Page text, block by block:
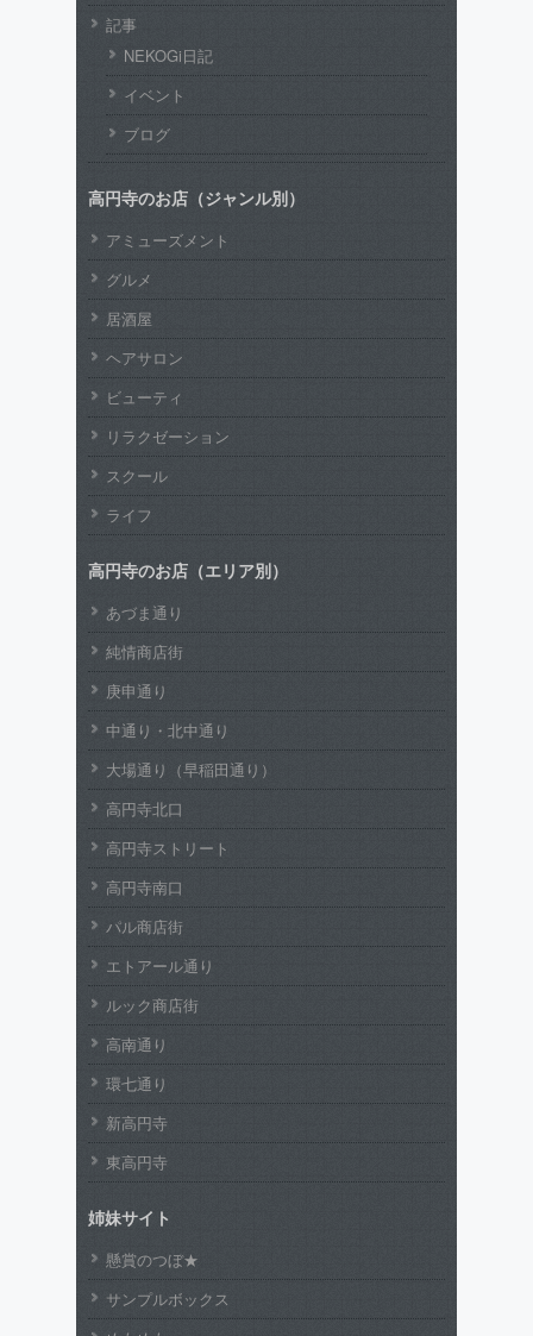
記事
NEKOGi日記
イベント
ブログ
高円寺のお店（ジャンル別）
アミューズメント
グルメ
居酒屋
ヘアサロン
ビューティ
リラクゼーション
スクール
ライフ
高円寺のお店（エリア別）
あづま通り
純情商店街
庚申通り
中通り・北中通り
大場通り（早稲田通り）
高円寺北口
高円寺ストリート
高円寺南口
パル商店街
エトアール通り
ルック商店街
高南通り
環七通り
新高円寺
東高円寺
姉妹サイト
懸賞のつぼ★
サンプルボックス